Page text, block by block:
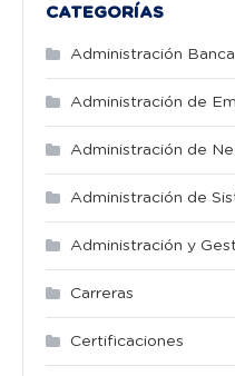
CATEGORÍAS
Administración
Administración de
Administración de
Administración de
Administración y
Carreras
Certificaciones